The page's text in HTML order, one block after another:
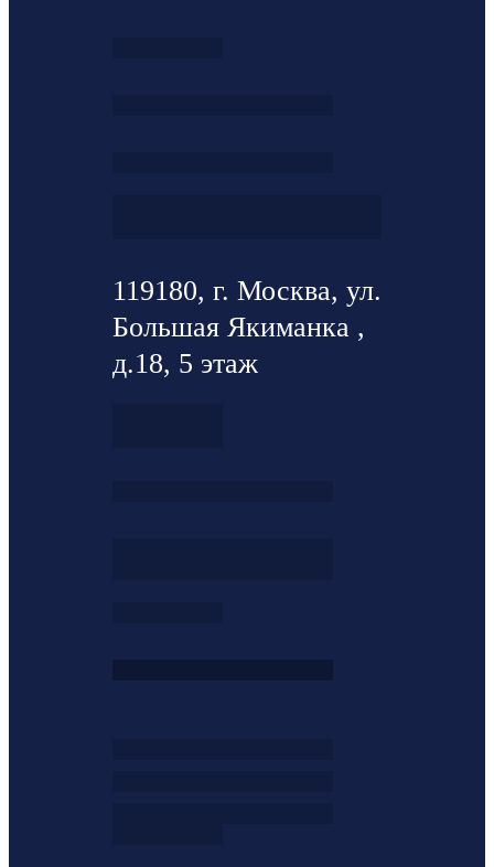
119180, г. Москва, ул.
Большая Якиманка ,
д.18, 5 этаж